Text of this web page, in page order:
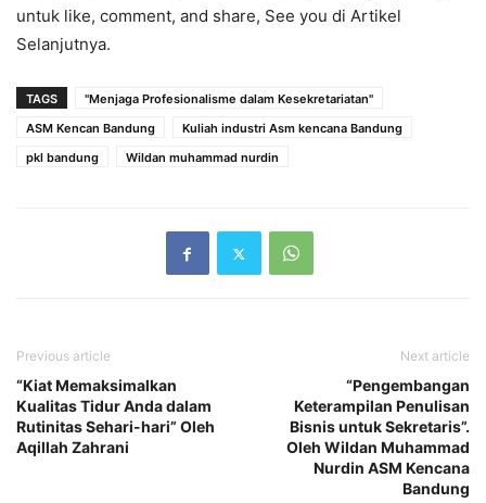
untuk like, comment, and share, See you di Artikel
Selanjutnya.
TAGS
"Menjaga Profesionalisme dalam Kesekretariatan"
ASM Kencan Bandung
Kuliah industri Asm kencana Bandung
pkl bandung
Wildan muhammad nurdin
Previous article
“Kiat Memaksimalkan
Kualitas Tidur Anda dalam
Rutinitas Sehari-hari” Oleh
Aqillah Zahrani
Next article
“Pengembangan
Keterampilan Penulisan
Bisnis untuk Sekretaris”.
Oleh Wildan Muhammad
Nurdin ASM Kencana
Bandung